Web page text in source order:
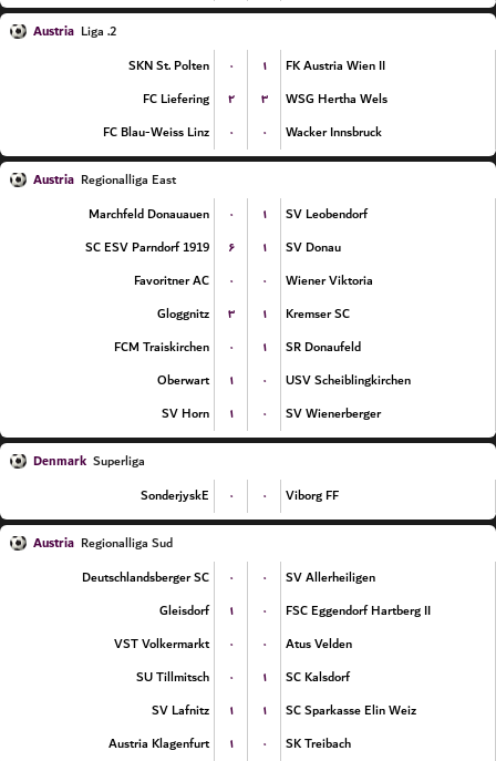
Austria
2. Liga
SKN St. Polten
۰ ۱
FK Austria Wien II
FC Liefering
۲ ۳
WSG Hertha Wels
FC Blau-Weiss Linz
۰ ۰ Wacker Innsbruck
Austria Regionalliga East
Marchfeld Donauauen
۰ ۱
SV Leobendorf
SC ESV Parndorf 1919
۶ ۱
SV Donau
Favoritner AC
۰ ۰
Wiener Viktoria
Gloggnitz
۳ ۱
Kremser SC
FCM Traiskirchen
۰ ۱
SR Donaufeld
Oberwart
۱ ۰
USV Scheiblingkirchen
SV Horn
۱ ۰ SV Wienerberger
Denmark Superliga
SonderjyskE
۰ ۰ Viborg FF
Austria Regionalliga Sud
Deutschlandsberger SC
۰ ۰
SV Allerheiligen
Gleisdorf
۱ ۰
FSC Eggendorf Hartberg II
VST Volkermarkt
۰ ۰
Atus Velden
SU Tillmitsch
۰ ۱
SC Kalsdorf
SV Lafnitz
۱ ۱
SC Sparkasse Elin Weiz
Austria Klagenfurt
۱ ۰ SK Treibach